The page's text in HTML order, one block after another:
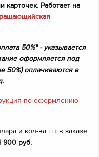
карточек. Работает на
50%" - указывается
оформляется под
50%) оплачиваются в
по оформлению
и кол-ва шт в заказе
900 руб.